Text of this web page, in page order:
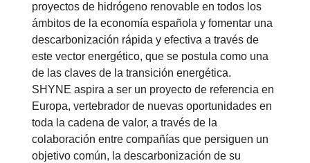
proyectos de hidrógeno renovable en todos los
ámbitos de la economía española y fomentar una
descarbonización rápida y efectiva a través de
este vector energético, que se postula como una
de las claves de la transición energética.
SHYNE aspira a ser un proyecto de referencia en
Europa, vertebrador de nuevas oportunidades en
toda la cadena de valor, a través de la
colaboración entre compañías que persiguen un
objetivo común, la descarbonización de su